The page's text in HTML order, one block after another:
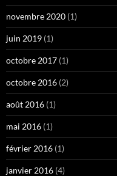
novembre 2020 (1)
juin 2019 (1)
octobre 2017 (1)
octobre 2016 (2)
août 2016 (1)
mai 2016 (1)
février 2016 (1)
janvier 2016 (4)